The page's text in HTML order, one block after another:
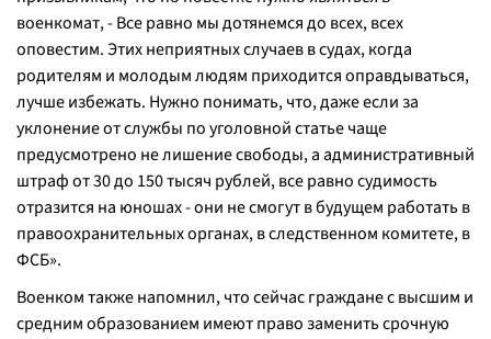
военкомат, -Все равно мы дотянемся до всех, всех
оповестим. Этих неприятных случаев в судах, когда
родителям и молодым людям приходится оправдываться,
лучше избежать. Нужно понимать, что, даже если за
уклонение от службы по уголовной статье чаще
предусмотрено не лишение свободы, а административный
штраф от 30 до 150 тысяч рублей, все равно судимость
отразится на юношах - они не смогут в будущем работать в
правоохранительных органах, в следственном комитете, в
ФСБ».
Военком также напомнил, что сейчас граждане с высшим и
средним образованием имеют право заменить срочную